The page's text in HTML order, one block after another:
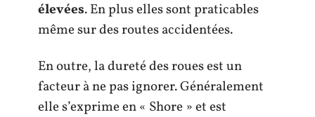
élevées. En plus elles sont praticables
même sur des routes accidentées.
En outre, la dureté des roues est un
facteur à ne pas ignorer. Généralement
elle s’exprime en « Shore » et est